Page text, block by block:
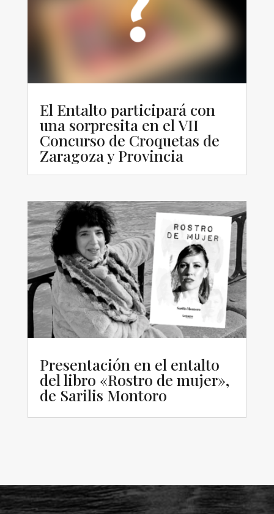
El Entalto participará con
una sorpresita en el VII
Concurso de Croquetas de
Zaragoza y Provincia
Presentación en el entalto
del libro «Rostro de mujer»,
de Sarilis Montoro